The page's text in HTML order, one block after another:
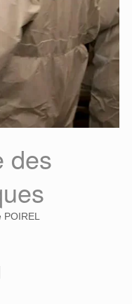
des
POIREL